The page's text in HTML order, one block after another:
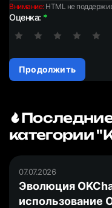
Внимание:HTML не
Оценка:
Продолжить
категории
07.07.2026
Эволюция
использование